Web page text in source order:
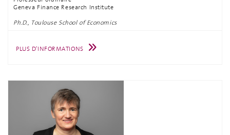
Geneva Finance Research Institute
Ph.D., Toulouse School of Economics
PLUS D'INFORMATIONS